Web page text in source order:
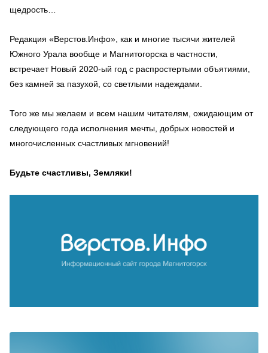
щедрость…
Редакция «Верстов.Инфо», как и многие тысячи жителей
Южного Урала вообще и Магнитогорска в частности,
встречает Новый 2020-ый год с распростертыми объятиями,
без камней за пазухой, со светлыми надеждами.
Того же мы желаем и всем нашим читателям, ожидающим от
следующего года исполнения мечты, добрых новостей и
многочисленных счастливых мгновений!
Будьте счастливы, Земляки!